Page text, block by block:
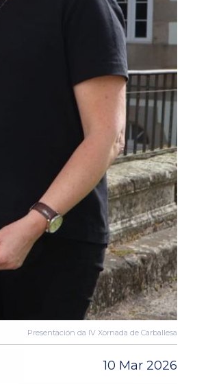
Presentación da IV Xornada de Carballesa
10 Mar 2026